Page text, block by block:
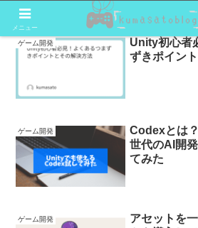
ゲーム開発
Unity初心者
ずきポイン
ゲーム開発
Codexとは
世代のAI開
てみた
ゲーム開発
アセットを
メニュー